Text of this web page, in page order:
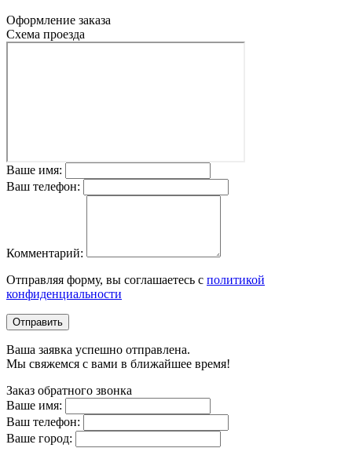
Оформление заказа
Схема проезда
Ваше имя:
Ваш телефон:
Комментарий:
Отправляя форму, вы соглашаетесь с политикой
конфиденциальности
Отправить
Ваша заявка успешно отправлена.
Мы свяжемся с вами в ближайшее время!
Заказ обратного звонка
Ваше имя:
Ваш телефон:
Ваше город: